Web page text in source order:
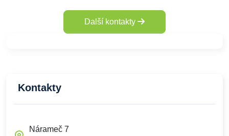
Další kontakty
Kontakty
Nárameč 7